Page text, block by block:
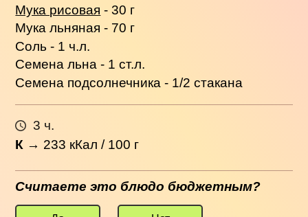
Мука рисовая - 30 г
Мука льняная - 70 г
Соль - 1 ч.л.
Семена льна - 1 ст.л.
Семена подсолнечника - 1/2 стакана
3 ч.
К → 233 кКал / 100 г
Считаете это блюдо бюджетным?